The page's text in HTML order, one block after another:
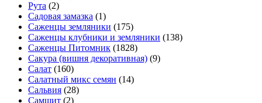
Рута (2)
Садовая замазка (1)
Саженцы земляники (175)
Саженцы клубники и земляники (138)
Саженцы Питомник (1828)
Сакура (вишня декоративная) (9)
Салат (160)
Салатный микс семян (14)
Сальвия (28)
Самшит (2)